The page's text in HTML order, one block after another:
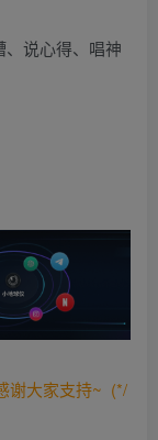
说心得、唱神
谢大家支持~ (*/